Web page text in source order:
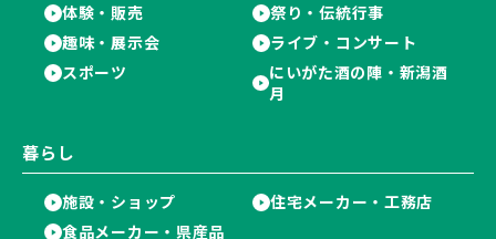
体験・販売
祭り・伝統行事
趣味・展示会
ライブ・コンサート
スポーツ
にいがた酒の陣・新潟酒
月
暮らし
施設・ショップ
住宅メーカー・工務店
食品メーカー・県産品